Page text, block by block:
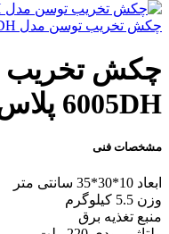
چکش تخریب توسن مدل 6006DH پلاس
چکش تخریب
6005DH پلاس
مشخصات فنی
ابعاد 10*30*35 سانتی متر
وزن 5.5 کیلوگرم
منبع تغذیه برق